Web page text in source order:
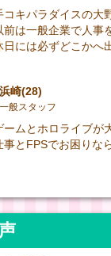
コキパラダイスの大
前は一般企業で人事
日には必ずどこかへ
浜崎(28)
一般スタッフ
ームとホロライブが
事とFPSでお困りな